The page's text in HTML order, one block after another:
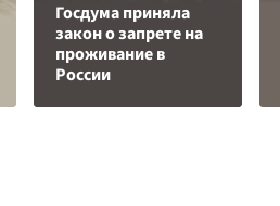
Госдума приняла
закон о запрете на
проживание в
России